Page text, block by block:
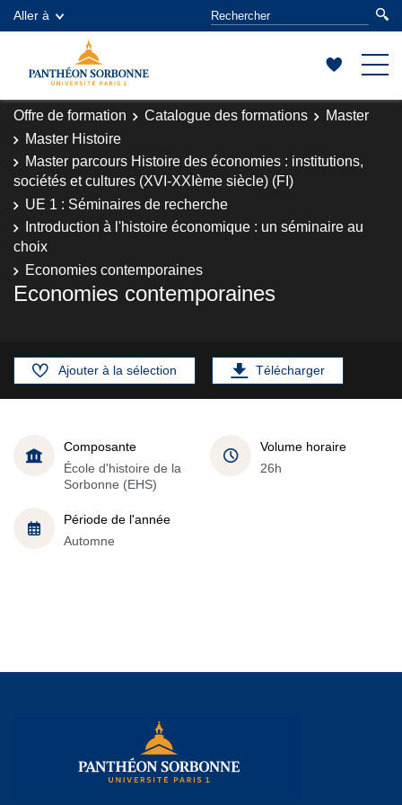
Aller à
Offre de formation Catalogue des formations
Master
Master Histoire
Master parcours Histoire des économies : institutions,
sociétés et cultures (XVI-XXIème siècle) (FI)
UE 1 : Séminaires de recherche
Introduction à l'histoire économique : un séminaire au
choix
Economies contemporaines
Economies contemporaines
Ajouter à la sélection Télécharger
Composante
École d'histoire de la
Sorbonne (EHS)
Volume horaire
26h
Période de l'année
Automne